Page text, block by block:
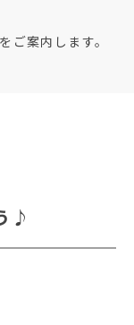
ご案内します。
♪